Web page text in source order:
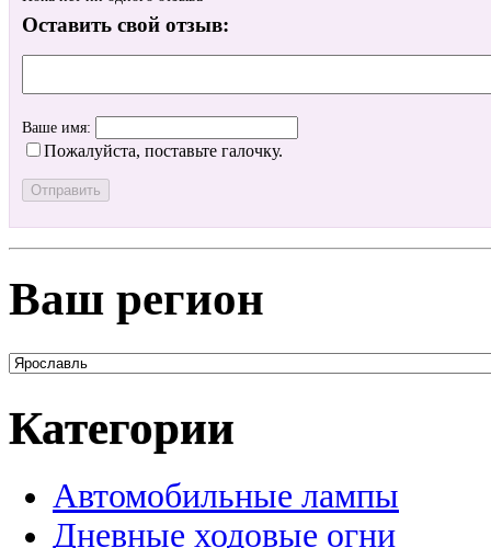
Оставить свой отзыв:
Ваше имя:
Пожалуйста, поставьте галочку.
Ваш регион
Категории
Автомобильные лампы
Дневные ходовые огни